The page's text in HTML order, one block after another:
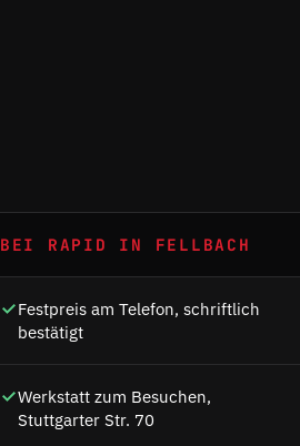
BEI RAPID IN FELLBACH
Festpreis am Telefon, schriftlich
bestätigt
Werkstatt zum Besuchen,
Stuttgarter Str. 70